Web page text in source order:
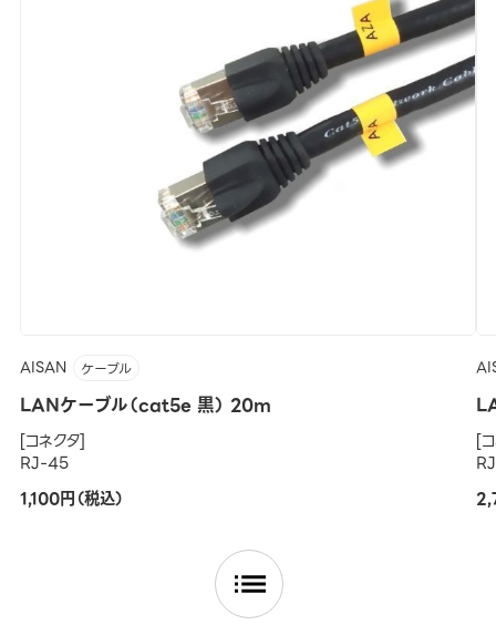
AISAN ケーブル
LANケーブル（cat5e 黒） 20m
[コネクタ]
RJ-45
1,100円（税込）
[